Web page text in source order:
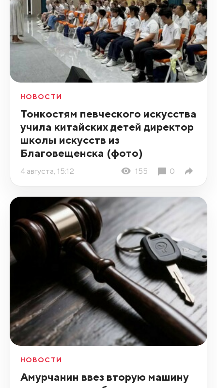
НОВОСТИ
Тонкостям певческого искусства
учила китайских детей директор
школы искусств из
Благовещенска (фото)
4 августа, 15:12 155 0
НОВОСТИ
Амурчанин ввез вторую машину